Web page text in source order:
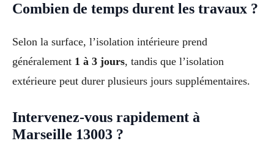
Combien de temps durent les travaux ?
Selon la surface, l’isolation intérieure prend
généralement 1 à 3 jours, tandis que l’isolation
extérieure peut durer plusieurs jours supplémentaires.
Intervenez-vous rapidement à
Marseille 13003 ?